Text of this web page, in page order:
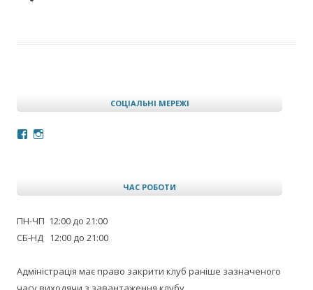
СОЦІАЛЬНІ МЕРЕЖІ
Facebook
Instagram
ЧАС РОБОТИ
ПН-ЧП 12:00 до 21:00
СБ-НД 12:00 до 21:00
Адміністрація має право закрити клуб раніше зазначеного